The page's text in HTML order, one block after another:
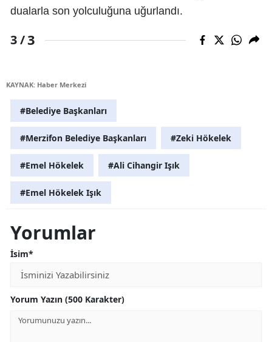
dualarla son yolculuğuna uğurlandı.
3 /3
KAYNAK: Haber Merkezi
#Belediye Başkanları
#Merzifon Belediye Başkanları #Zeki Hökelek
#Emel Hökelek #Ali Cihangir Işık
#Emel Hökelek Işık
Yorumlar
İsim*
Yorum Yazın (500 Karakter)